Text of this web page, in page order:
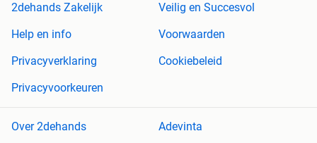
2dehands Zakelijk
Veilig en Succesvol
Help en info
Voorwaarden
Privacyverklaring
Cookiebeleid
Privacyvoorkeuren
Over 2dehands Adevinta